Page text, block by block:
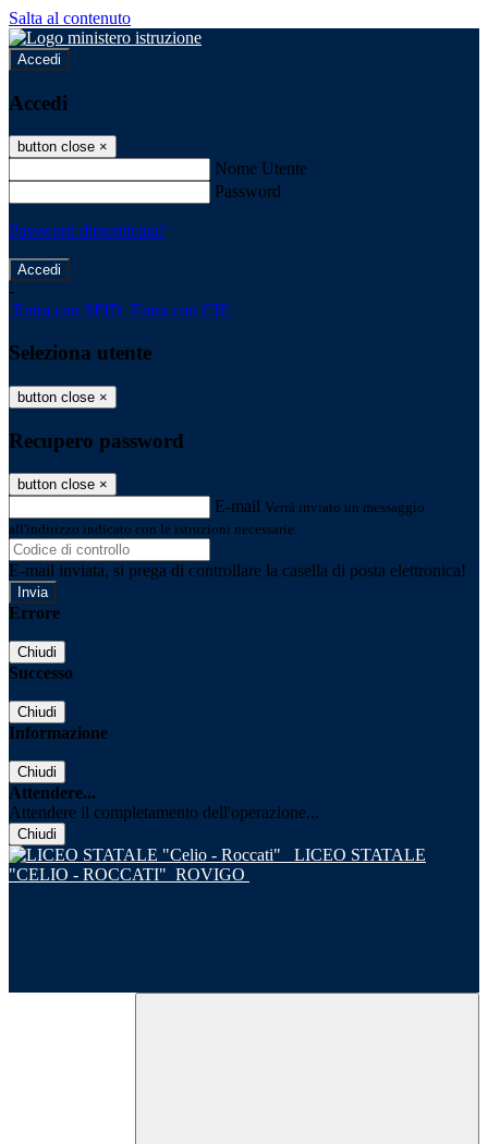
Salta al contenuto
Accedi
Accedi
button close ×
Nome Utente
Password
Password dimenticata?
-
Entra con SPID Entra con CIE
Seleziona utente
button close ×
Recupero password
button close ×
E-mail Verrà inviato un messaggio
all'indirizzo indicato con le istruzioni necessarie.
E-mail inviata, si prega di controllare la casella di posta elettronica!
Errore
Chiudi
Successo
Chiudi
Informazione
Chiudi
Attendere...
Attendere il completamento dell'operazione...
Chiudi
LICEO STATALE
"CELIO - ROCCATI" ROVIGO